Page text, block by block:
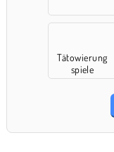
Tätowierung
spiele